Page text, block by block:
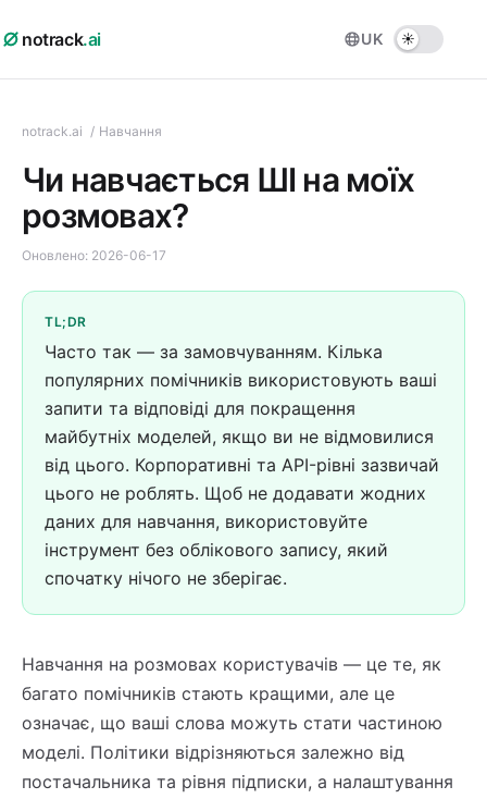
notrack.ai UK
notrack.ai / Навчання
Чи навчається ШІ на моїх
розмовах?
Оновлено: 2026-06-17
TL;DR
Часто так — за замовчуванням. Кілька
популярних помічників використовують ваші
запити та відповіді для покращення
майбутніх моделей, якщо ви не відмовилися
від цього. Корпоративні та API-рівні зазвичай
цього не роблять. Щоб не додавати жодних
даних для навчання, використовуйте
інструмент без облікового запису, який
спочатку нічого не зберігає.
Навчання на розмовах користувачів — це те, як
багато помічників стають кращими, але це
означає, що ваші слова можуть стати частиною
моделі. Політики відрізняються залежно від
постачальника та рівня підписки, а налаштування